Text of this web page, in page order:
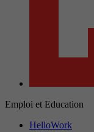
Emploi et Education
HelloWork